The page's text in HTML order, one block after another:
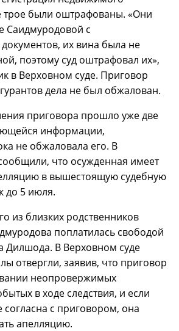
трое были оштрафованы. «Они
Саидмуродовой с
их вина была не
поэтому суд оштрафовал их»,
в Верховном суде. Приговор
дела не был обжалован.
приговора прошло уже две
информации,
не обжаловала его. В
что осужденная имеет
в вышестоящую судебную
до 5 июля.
из близких родственников
поплатилась свободой
Дилшода. В Верховном суде
отвергли, заявив, что приговор
неопровержимых
в ходе следствия, и если
с приговором, она
апелляцию.